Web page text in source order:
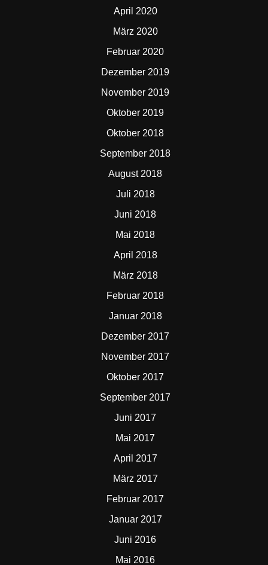
April 2020
März 2020
Februar 2020
Dezember 2019
November 2019
Oktober 2019
Oktober 2018
September 2018
August 2018
Juli 2018
Juni 2018
Mai 2018
April 2018
März 2018
Februar 2018
Januar 2018
Dezember 2017
November 2017
Oktober 2017
September 2017
Juni 2017
Mai 2017
April 2017
März 2017
Februar 2017
Januar 2017
Juni 2016
Mai 2016